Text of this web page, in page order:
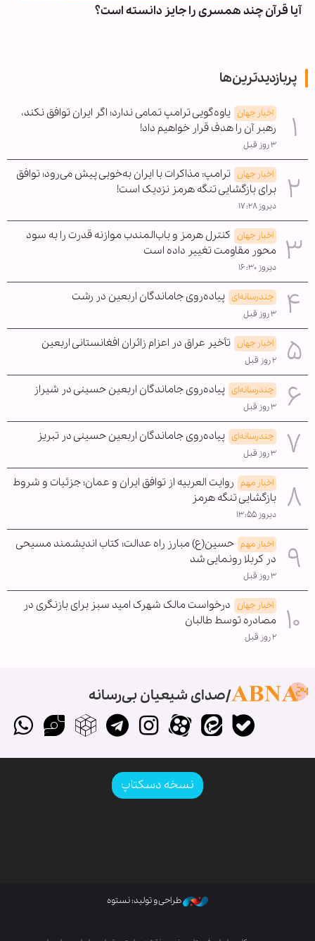
آیا قرآن چند همسری را جایز دانسته است؟
پربازدیدترین‌ها
اخبار جهان یاوه‌گویی ترامپ تمامی ندارد؛ اگر ایران توافق نکند،
رهبر آن را هدف قرار خواهیم داد!
۳ روز قبل
اخبار جهان ترامپ: مذاکرات با ایران به‌خوبی پیش می‌رود؛ توافق
برای بازگشایی تنگه هرمز نزدیک است!
دیروز ۱۷:۲۸
اخبار جهان کنترل هرمز و باب‌المندب موازنه قدرت را به سود
محور مقاومت تغییر داده است
دیروز ۱۶:۳۰
چندرسانه‌ای پیاده‌روی جاماندگان اربعین در رشت
۳ روز قبل
اخبار جهان تأخیر عراق در اعزام زائران افغانستانی اربعین
۲ روز قبل
چندرسانه‌ای پیاده‌روی جاماندگان اربعین حسینی در شیراز
۳ روز قبل
چندرسانه‌ای پیاده‌روی جاماندگان اربعین حسینی در تبریز
۳ روز قبل
اخبار مهم روایت العربیه از توافق ایران و عمان؛ جزئیات و شروط
بازگشایی تنگه هرمز
دیروز ۱۳:۵۵
اخبار مهم حسین(ع) مبارز راه عدالت؛ کتاب اندیشمند مسیحی
در کربلا رونمایی شد
۳ روز قبل
اخبار جهان درخواست مالک شهرک امید سبز برای بازنگری در
مصادره توسط طالبان
۲ روز قبل
صدای شیعیان بی‌رسانه
نسخه دسکتاپ
طراحی و تولید: نستوه